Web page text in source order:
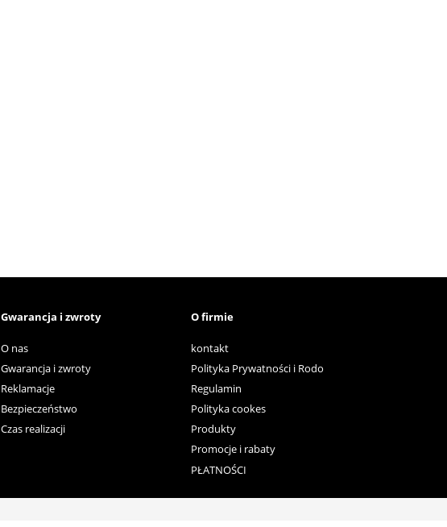
Gwarancja i zwroty
O nas
Gwarancja i zwroty
Reklamacje
Bezpieczeństwo
Czas realizacji
O firmie
kontakt
Polityka Prywatności i Rodo
Regulamin
Polityka cookes
Produkty
Promocje i rabaty
PŁATNOŚCI